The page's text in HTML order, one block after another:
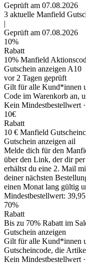
Geprüft am 07.08.2026
3 aktuelle Manfield
|
Geprüft am 07.08.2026
10%
Rabatt
10% Manfield
Gutschein anzeigen A10
vor 2 Tagen geprüft
Gilt für alle Kund*innen
Code im Warenkorb an,
Kein Mindestbestellwert ·
10€
Rabatt
10 € Manfield
Gutschein anzeigen ail
Melde dich für den
über den Link, der dir
erhältst du eine 2. Mail
deiner nächsten
einen Monat lang gültig
Mindestbestellwert: 39,95
70%
Rabatt
Bis zu 70% Rabatt im
Gutschein anzeigen
Gilt für alle Kund*innen
Gutscheincode, die
Kein Mindestbestellwert ·